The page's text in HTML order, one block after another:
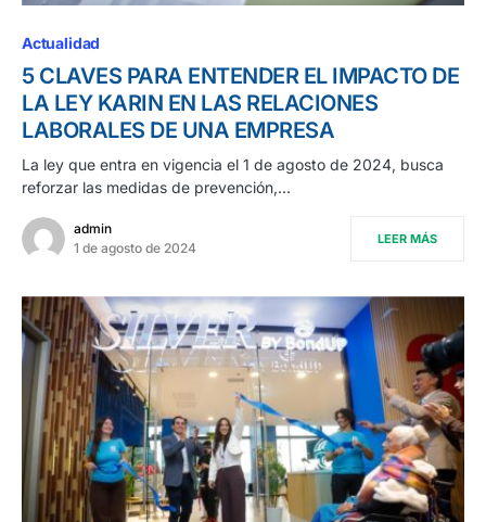
Actualidad
5 CLAVES PARA ENTENDER EL IMPACTO DE
LA LEY KARIN EN LAS RELACIONES
LABORALES DE UNA EMPRESA
La ley que entra en vigencia el 1 de agosto de 2024, busca
reforzar las medidas de prevención,…
admin
1 de agosto de 2024
LEER MÁS